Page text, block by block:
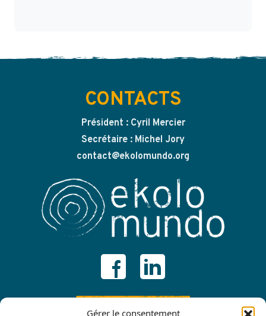
Gérer le consentement
CONTACTS
Président : Cyril Mercier
Secrétaire : Michel Jory
contact@ekolomundo.org
ADHÉRER